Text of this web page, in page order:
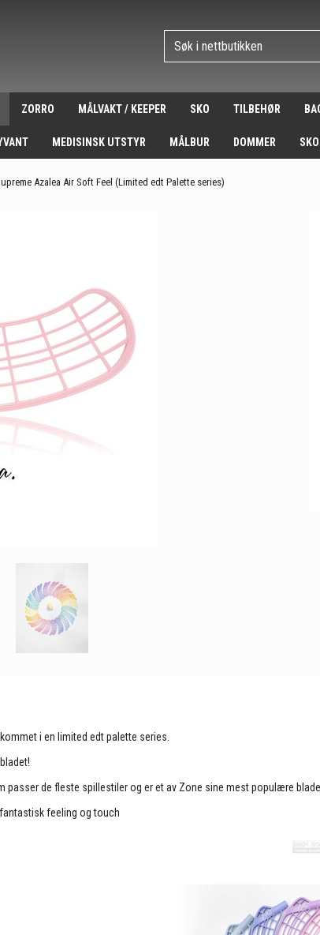
ZORRO MÅLVAKT / KEEPER SKO TILBEHØR
MEDISINSK UTSTYR MÅLBUR DOMMER
Azalea Air Soft Feel (Limited edt Palette series)
i en limited edt palette series.
passer de fleste spillestiler og er et av Zone sine mest populære
feeling og touch